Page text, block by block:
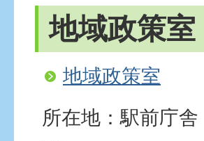
地域政策室
地域政策室
所在地：駅前庁